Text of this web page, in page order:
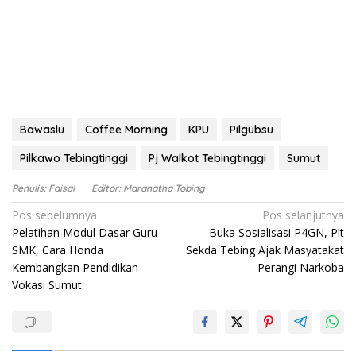
Bawaslu Coffee Morning KPU
Pilgubsu
Pilkawo Tebingtinggi
Pj Walkot Tebingtinggi Sumut
Penulis: Faisal Editor: Maranatha Tobing
Navigasi
pos
Pos sebelumnya
Pelatihan Modul Dasar Guru
SMK, Cara Honda
Kembangkan Pendidikan
Vokasi Sumut
Pos selanjutnya
Buka Sosialisasi P4GN, Plt
Sekda Tebing Ajak Masyatakat
Perangi Narkoba